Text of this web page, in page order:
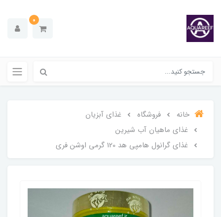
0
خانه فروشگاه
غذای آبزیان
غذای ماهیان آب شیرین
غذای گرانول هامپی هد 120 گرمی اوشن فری